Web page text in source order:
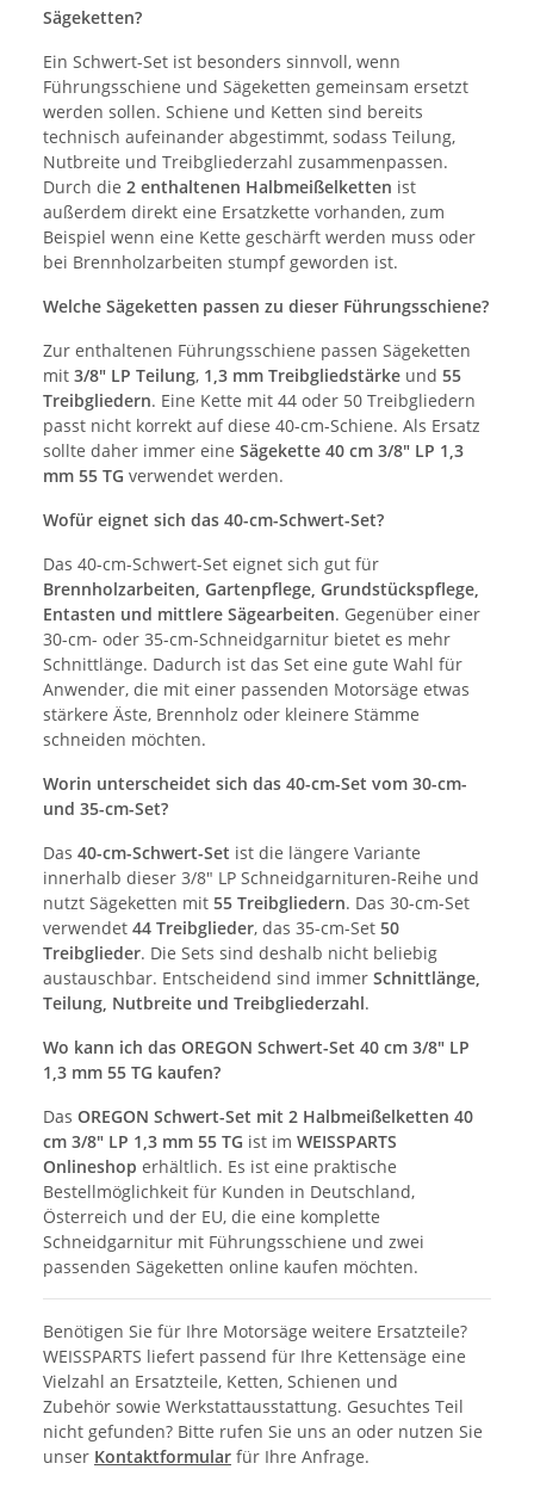
Sägeketten?
Ein Schwert-Set ist besonders sinnvoll, wenn
Führungsschiene und Sägeketten gemeinsam ersetzt
werden sollen. Schiene und Ketten sind bereits
technisch aufeinander abgestimmt, sodass Teilung,
Nutbreite und Treibgliederzahl zusammenpassen.
Durch die 2 enthaltenen Halbmeißelketten ist
außerdem direkt eine Ersatzkette vorhanden, zum
Beispiel wenn eine Kette geschärft werden muss oder
bei Brennholzarbeiten stumpf geworden ist.
Welche Sägeketten passen zu dieser Führungsschiene?
Zur enthaltenen Führungsschiene passen Sägeketten
mit 3/8" LP Teilung, 1,3 mm Treibgliedstärke und 55
Treibgliedern. Eine Kette mit 44 oder 50 Treibgliedern
passt nicht korrekt auf diese 40-cm-Schiene. Als Ersatz
sollte daher immer eine Sägekette 40 cm 3/8" LP 1,3
mm 55 TG verwendet werden.
Wofür eignet sich das 40-cm-Schwert-Set?
Das 40-cm-Schwert-Set eignet sich gut für
Brennholzarbeiten, Gartenpflege, Grundstückspflege,
Entasten und mittlere Sägearbeiten. Gegenüber einer
30-cm- oder 35-cm-Schneidgarnitur bietet es mehr
Schnittlänge. Dadurch ist das Set eine gute Wahl für
Anwender, die mit einer passenden Motorsäge etwas
stärkere Äste, Brennholz oder kleinere Stämme
schneiden möchten.
Worin unterscheidet sich das 40-cm-Set vom 30-cm-
und 35-cm-Set?
Das 40-cm-Schwert-Set ist die längere Variante
innerhalb dieser 3/8" LP Schneidgarnituren-Reihe und
nutzt Sägeketten mit 55 Treibgliedern. Das 30-cm-Set
verwendet 44 Treibglieder, das 35-cm-Set 50
Treibglieder. Die Sets sind deshalb nicht beliebig
austauschbar. Entscheidend sind immer Schnittlänge,
Teilung, Nutbreite und Treibgliederzahl.
Wo kann ich das OREGON Schwert-Set 40 cm 3/8" LP
1,3 mm 55 TG kaufen?
Das OREGON Schwert-Set mit 2 Halbmeißelketten 40
cm 3/8" LP 1,3 mm 55 TG ist im WEISSPARTS
Onlineshop erhältlich. Es ist eine praktische
Bestellmöglichkeit für Kunden in Deutschland,
Österreich und der EU, die eine komplette
Schneidgarnitur mit Führungsschiene und zwei
passenden Sägeketten online kaufen möchten.
Benötigen Sie für Ihre Motorsäge weitere Ersatzteile?
WEISSPARTS liefert passend für Ihre Kettensäge eine
Vielzahl an Ersatzteile, Ketten, Schienen und
Zubehör sowie Werkstattausstattung. Gesuchtes Teil
nicht gefunden? Bitte rufen Sie uns an oder nutzen Sie
unser Kontaktformular für Ihre Anfrage.